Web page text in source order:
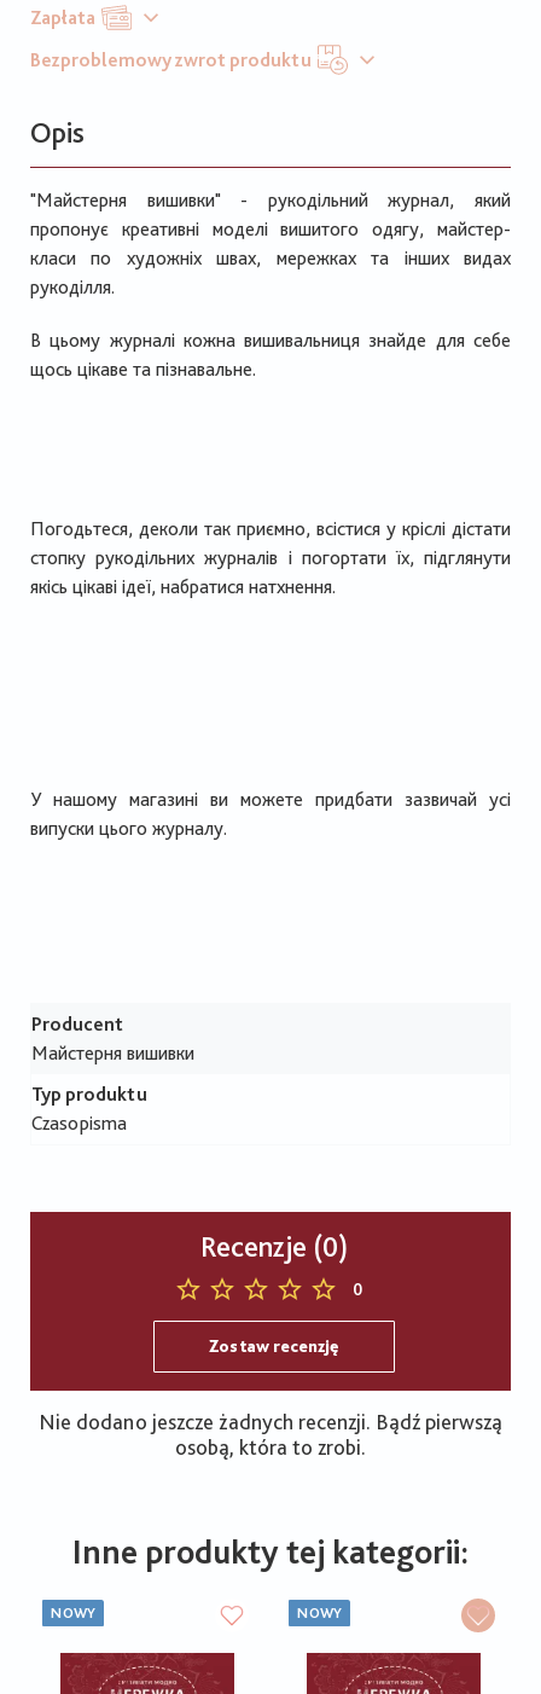
Zapłata
Bezproblemowy zwrot produktu
Opis
"Майстерня вишивки" - рукодільний журнал, який
пропонує креативні моделі вишитого одягу, майстер-
класи по художніх швах, мережках та інших видах
рукоділля.
В цьому журналі кожна вишивальниця знайде для себе
щось цікаве та пізнавальне.
Погодьтеся, деколи так приємно, всістися у кріслі дістати
стопку рукодільних журналів і погортати їх, підглянути
якісь цікаві ідеї, набратися натхнення.
У нашому магазині ви можете придбати зазвичай усі
випуски цього журналу.
Producent
Майстерня вишивки
Typ produktu
Czasopisma
Recenzje (0)
0
Zostaw recenzję
Nie dodano jeszcze żadnych recenzji. Bądź pierwszą
osobą, która to zrobi.
Inne produkty tej kategorii:
NOWY NOWY